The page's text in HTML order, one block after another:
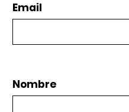
Email
Nombre